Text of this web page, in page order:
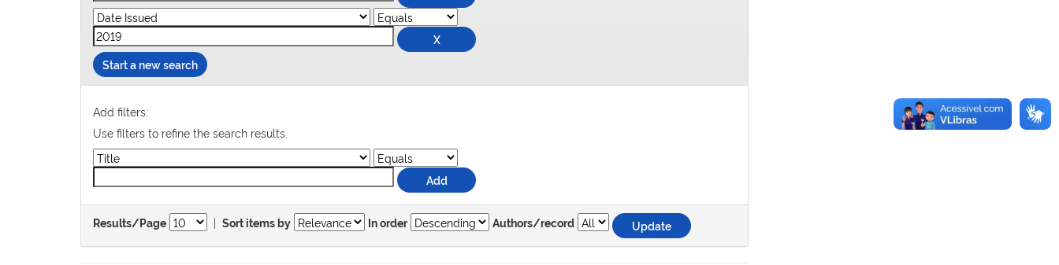
Start a new search
Add filters:
Use filters to refine the search results.
Results/Page | Sort items by In order Authors/record